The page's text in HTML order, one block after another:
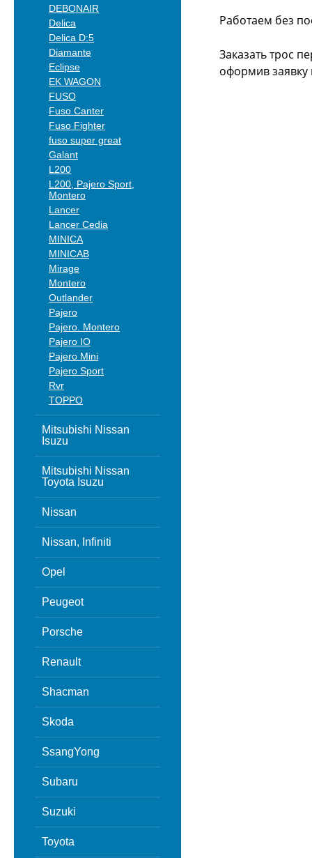
DEBONAIR
Delica
Delica D:5
Diamante
Eclipse
EK WAGON
FUSO
Fuso Canter
Fuso Fighter
fuso super great
Galant
L200
L200, Pajero Sport,
Montero
Lancer
Lancer Cedia
MINICA
MINICAB
Mirage
Montero
Outlander
Pajero
Pajero. Montero
Pajero IO
Pajero Mini
Pajero Sport
Rvr
TOPPO
Mitsubishi Nissan
Isuzu
Mitsubishi Nissan
Toyota Isuzu
Nissan
Nissan, Infiniti
Opel
Peugeot
Porsche
Renault
Shacman
Skoda
SsangYong
Subaru
Suzuki
Toyota
Работаем без
Заказать трос
оформив заявку